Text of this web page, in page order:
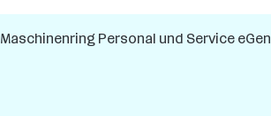
Maschinenring Personal und Service eGen